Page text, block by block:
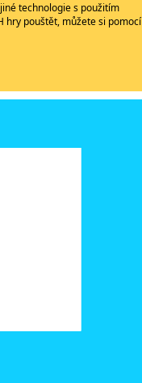
technologie s použitím
hry pouštět, můžete si pomocí